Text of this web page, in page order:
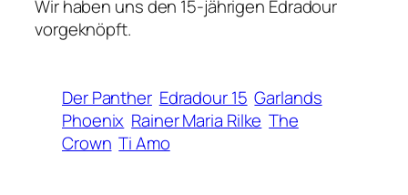
Wir haben uns den 15-jährigen Edradour
vorgeknöpft.
Der Panther Edradour 15 Garlands
Phoenix Rainer Maria Rilke The
Crown Ti Amo